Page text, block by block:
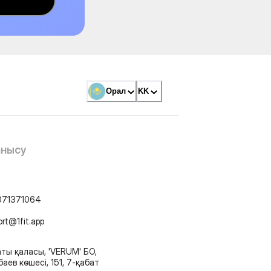
Орал KK
қаласы, 'VERUM' БО,
көшесі, 151, 7-қабат